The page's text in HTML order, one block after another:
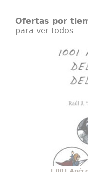
Ofertas por
para ver todos
1.001
1.001
Cómic (o
las
1.001